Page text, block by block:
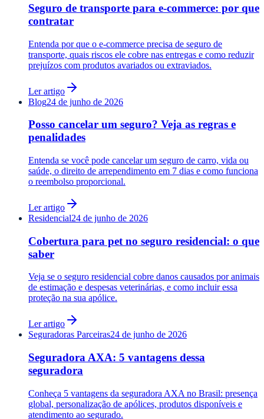
Seguro de transporte para e-commerce: por que
contratar
Entenda por que o e-commerce precisa de seguro de
transporte, quais riscos ele cobre nas entregas e como reduzir
prejuízos com produtos avariados ou extraviados.
Ler artigo
Blog24 de junho de 2026
Posso cancelar um seguro? Veja as regras e
penalidades
Entenda se você pode cancelar um seguro de carro, vida ou
saúde, o direito de arrependimento em 7 dias e como funciona
o reembolso proporcional.
Ler artigo
Residencial24 de junho de 2026
Cobertura para pet no seguro residencial: o que
saber
Veja se o seguro residencial cobre danos causados por animais
de estimação e despesas veterinárias, e como incluir essa
proteção na sua apólice.
Ler artigo
Seguradoras Parceiras24 de junho de 2026
Seguradora AXA: 5 vantagens dessa
seguradora
Conheça 5 vantagens da seguradora AXA no Brasil: presença
global, personalização de apólices, produtos disponíveis e
atendimento ao segurado.